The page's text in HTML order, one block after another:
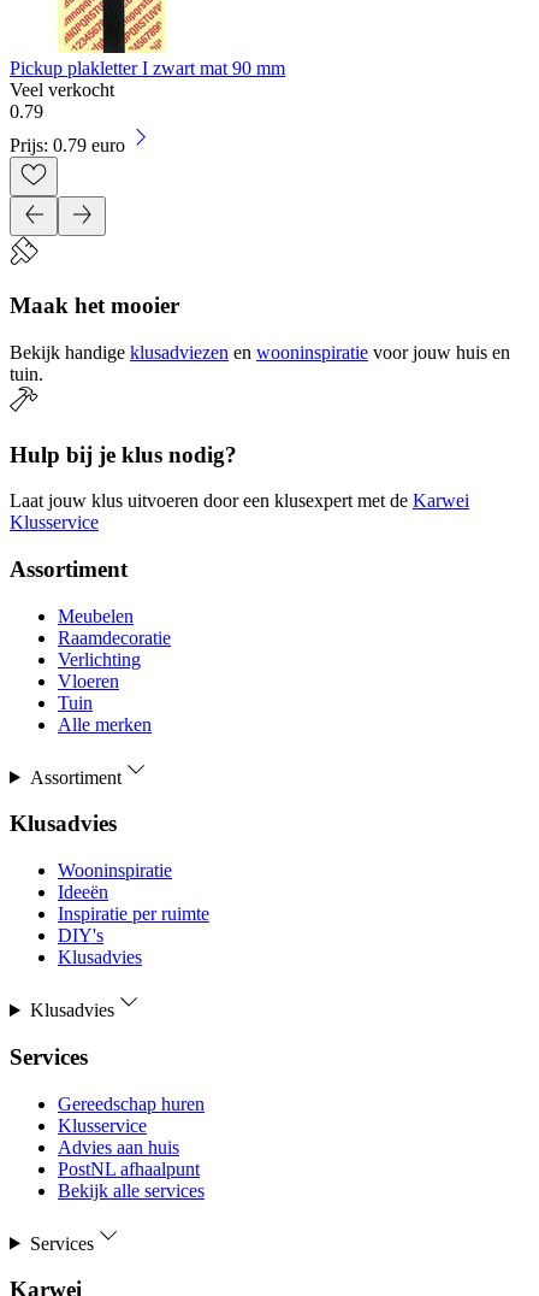
Pickup plakletter I zwart mat 90 mm
Veel verkocht
0.79
Prijs: 0.79 euro
Maak het mooier
Bekijk handige klusadviezen en wooninspiratie voor jouw huis en
tuin.
Hulp bij je klus nodig?
Laat jouw klus uitvoeren door een klusexpert met de Karwei
Klusservice
Assortiment
Meubelen
Raamdecoratie
Verlichting
Vloeren
Tuin
Alle merken
Assortiment
Klusadvies
Wooninspiratie
Ideeën
Inspiratie per ruimte
DIY's
Klusadvies
Klusadvies
Services
Gereedschap huren
Klusservice
Advies aan huis
PostNL afhaalpunt
Bekijk alle services
Services
Karwei